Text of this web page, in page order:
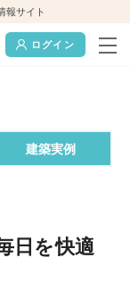
報サイト
ログイン
建築実例
日を快適